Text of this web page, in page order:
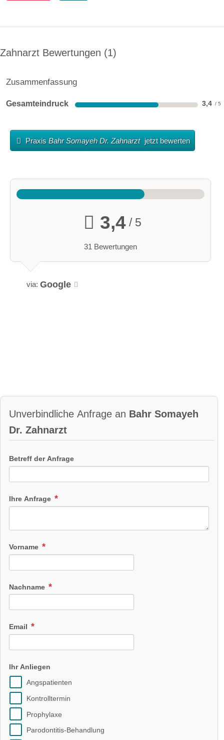
Zahnarzt Bewertungen 1
Zusammenfassung
Gesamteindruck 3,4
Praxis Bahr Somayeh Dr. Zahnarzt jetzt bewerten
3,4/ 5
31 Bewertungen
via: Google
Unverbindliche Anfrage an Bahr Somayeh
Dr. Zahnarzt
Betreff der Anfrage
Ihre Anfrage
Vorname
Nachname
Email
Ihr Anliegen
Angspatienten
Kontrolltermin
Prophylaxe
Parodontitis-Behandlung